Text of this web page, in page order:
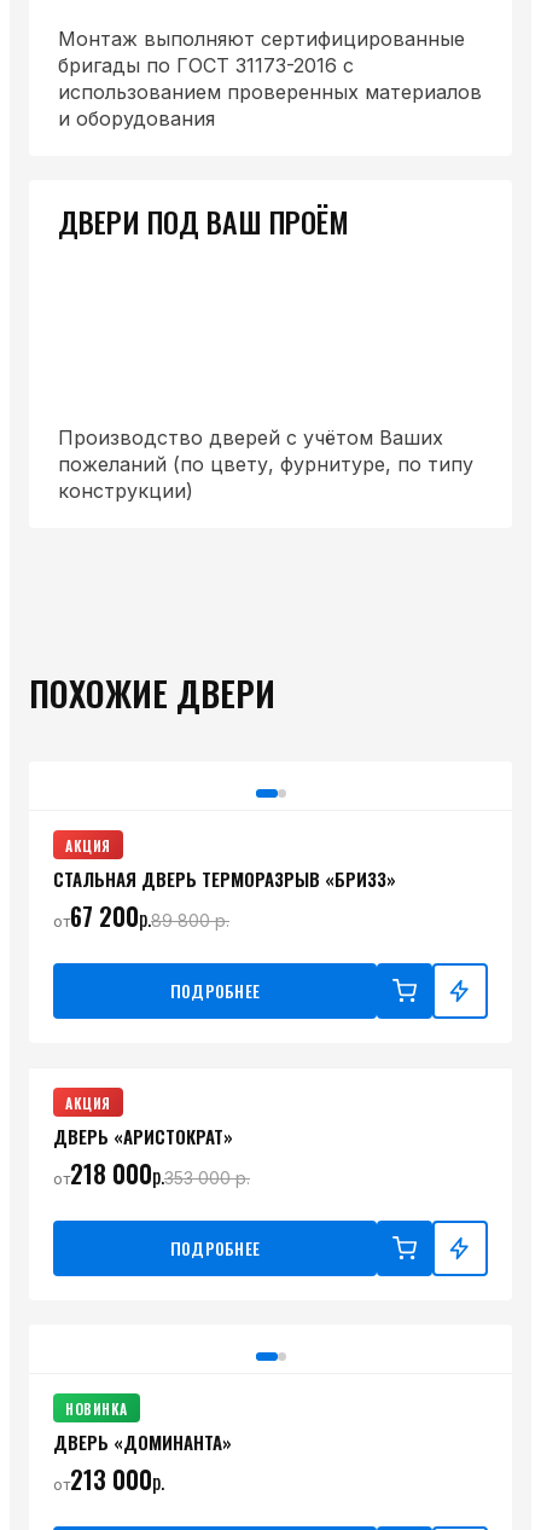
Монтаж выполняют сертифицированные
бригады по ГОСТ 31173-2016 с
использованием проверенных материалов
и оборудования
ДВЕРИ ПОД ВАШ ПРОЁМ
Производство дверей с учётом Ваших
пожеланий (по цвету, фурнитуре, по типу
конструкции)
ПОХОЖИЕ ДВЕРИ
АКЦИЯ
СТАЛЬНАЯ ДВЕРЬ ТЕРМОРАЗРЫВ «БРИЗЗ»
от67 200р.89 800р.
ПОДРОБНЕЕ
АКЦИЯ
ДВЕРЬ «АРИСТОКРАТ»
от218 000р.353 000р.
ПОДРОБНЕЕ
НОВИНКА
ДВЕРЬ «ДОМИНАНТА»
от213 000р.